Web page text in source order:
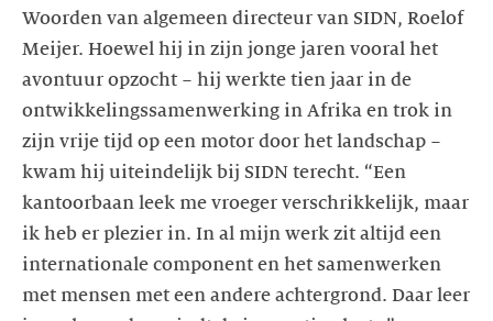
Woorden van algemeen directeur van SIDN, Roelof
Meijer. Hoewel hij in zijn jonge jaren vooral het
avontuur opzocht − hij werkte tien jaar in de
ontwikkelingssamenwerking in Afrika en trok in
zijn vrije tijd op een motor door het landschap −
kwam hij uiteindelijk bij SIDN terecht. “Een
kantoorbaan leek me vroeger verschrikkelijk, maar
ik heb er plezier in. In al mijn werk zit altijd een
internationale component en het samenwerken
met mensen met een andere achtergrond. Daar leer